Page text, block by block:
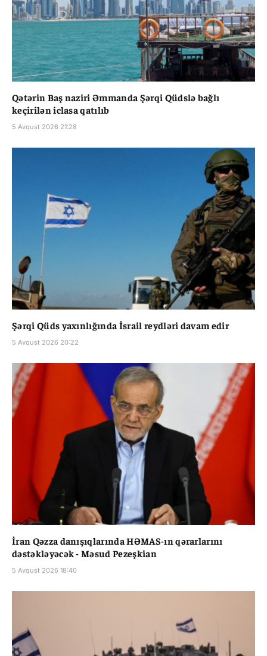
Qətərin Baş naziri Əmmanda Şərqi Qüdslə bağlı
keçirilən iclasa qatılıb
5 Avqust 2026 21:28
Şərqi Qüds yaxınlığında İsrail reydləri davam edir
5 Avqust 2026 20:22
İran Qəzza danışıqlarında HƏMAS-ın qərarlarını
dəstəkləyəcək - Məsud Pezeşkian
5 Avqust 2026 18:40